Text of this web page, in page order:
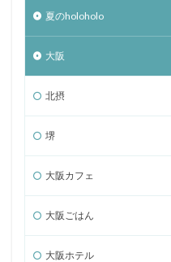
夏のholoholo
大阪
北摂
堺
大阪カフェ
大阪ごはん
大阪ホテル